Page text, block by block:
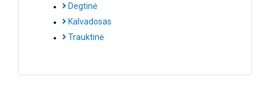
Degtinė
Kalvadosas
Trauktinė